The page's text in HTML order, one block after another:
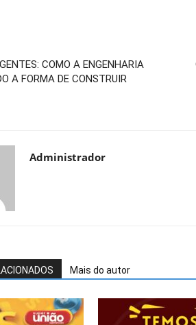
COMO A ENGENHARIA
A FORMA DE CONSTRUIR
Administrador
Mais do autor